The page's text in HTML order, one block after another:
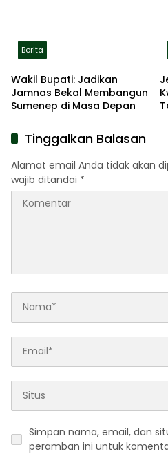
Berita
Wakil Bupati: Jadikan
Jamnas Bekal Membangun
Sumenep di Masa Depan
Tinggalkan Balasan
Alamat email Anda tidak akan
wajib ditandai *
Simpan nama, email, dan
peramban ini untuk